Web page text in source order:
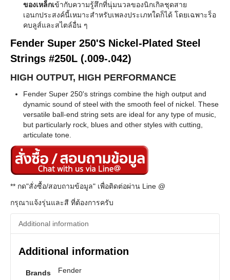
ของเหล็กเข้ากับความรู้สึกที่นุ่มนวลของนิกเกิลชุดสาย
เอนกประสงค์นี้เหมาะสำหรับเพลงประเภทใดก็ได้ โดยเฉพาะร็อ
คบลูส์และสไตล์อื่น ๆ
Fender Super 250'S Nickel-Plated Steel
Strings #250L (.009-.042)
HIGH OUTPUT, HIGH PERFORMANCE
Fender Super 250's strings combine the high output and
dynamic sound of steel with the smooth feel of nickel. These
versatile ball-end string sets are ideal for any type of music,
but particularly rock, blues and other styles with cutting,
articulate tone.
** กด"สั่งซื้อ/สอบถามข้อมูล" เพื่อติดต่อผ่าน Line @
กรุณาแจ้งรุ่นและสี ที่ต้องการครับ
Additional information
Additional information
Brands Fender